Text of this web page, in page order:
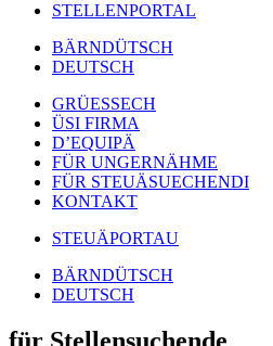
STELLENPORTAL
BÄRNDÜTSCH
DEUTSCH
GRÜESSECH
ÜSI FIRMA
D’EQUIPÄ
FÜR UNGERNÄHME
FÜR STEUÄSUECHENDI
KONTAKT
STEUÄPORTAU
BÄRNDÜTSCH
DEUTSCH